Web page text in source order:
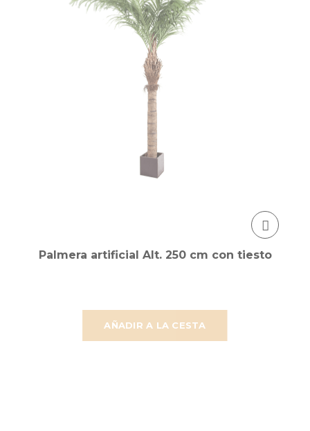
AÑADIR A LA CESTA
Palmera artificial Alt. 250 cm con tiesto